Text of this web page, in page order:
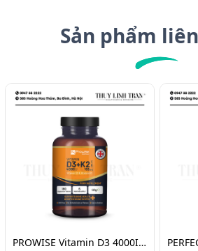
Sản phẩm
PROWISE Vitamin D3 4000IU + K2 180v/Vitamin chắc khỏe xương D3K2